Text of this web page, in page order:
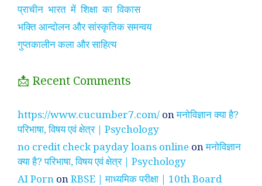
प्राचीन भारत में शिक्षा का विकास
भक्ति आन्दोलन और सांस्कृतिक समन्वय
गुप्तकालीन कला और साहित्य
📩 Recent Comments
https://www.cucumber7.com/ onमनोविज्ञान क्या है?
परिभाषा, विषय एवं क्षेत्र | Psychology
no credit check payday loans online onमनोविज्ञान
क्या है? परिभाषा, विषय एवं क्षेत्र | Psychology
AI Porn onRBSE | माध्यमिक परीक्षा | 10th Board